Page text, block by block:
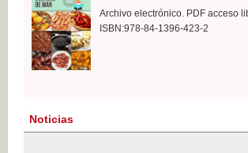
Archivo electrónico. PDF acceso
ISBN:978-84-1396-423-2
Noticias